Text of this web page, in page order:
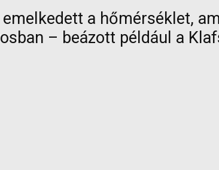
a hőmérséklet,
– beázott például a